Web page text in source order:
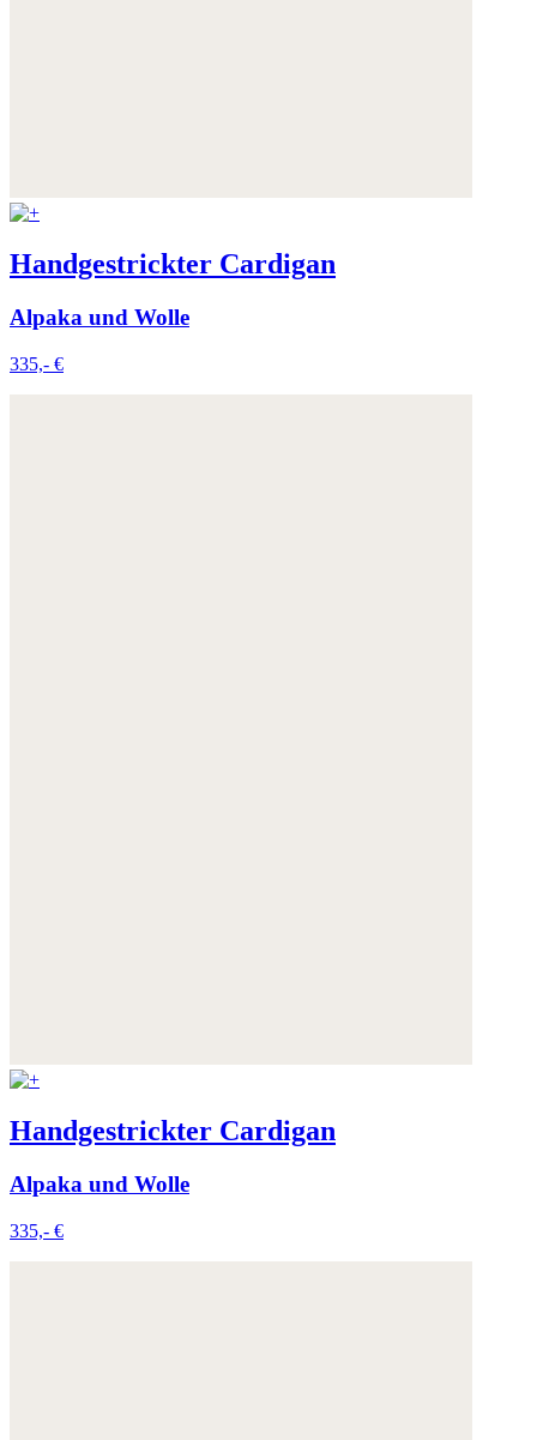
Handgestrickter Cardigan
Alpaka und Wolle
335,- €
Handgestrickter Cardigan
Alpaka und Wolle
335,- €